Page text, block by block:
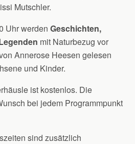
Mutschler.
Uhr werden Geschichten,
mit Naturbezug vor
Annerose Heesen gelesen
und Kinder.
ist kostenlos. Die
bei jedem Programmpunkt
sind zusätzlich